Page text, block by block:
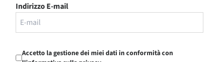
Indirizzo E-mail
Accetto la gestione dei miei dati in conformità con